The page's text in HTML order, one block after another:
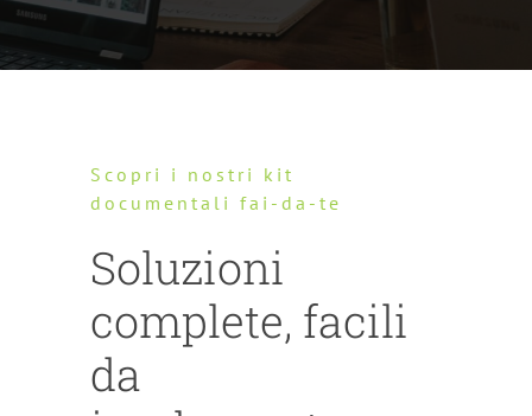
Scopri i nostri kit
documentali fai-da-te
Soluzioni
complete, facili
da